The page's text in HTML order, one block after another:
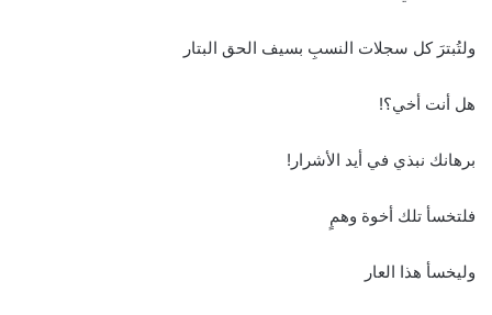
ولتُبترَ كل سجلات النسبِ بسيف الحق البتار
هل أنت أخي؟!
برهانك نبذي في أيد الأشرار!
فلتخسأ تلك أخوة وهمٍ
وليخسأ هذا العار